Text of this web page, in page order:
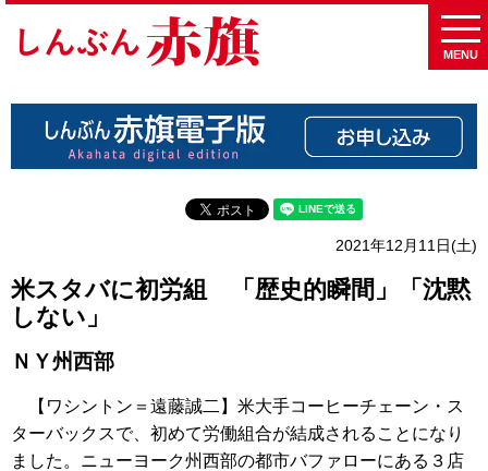
MENU
2021年12月11日(土)
米スタバに初労組 「歴史的瞬間」「沈黙
しない」
ＮＹ州西部
【ワシントン＝遠藤誠二】米大手コーヒーチェーン・ス
ターバックスで、初めて労働組合が結成されることになり
ました。ニューヨーク州西部の都市バファローにある３店